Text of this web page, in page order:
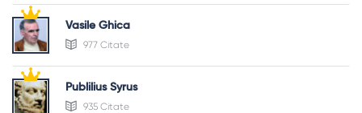
Vasile Ghica
977 Citate
Publilius Syrus
935 Citate